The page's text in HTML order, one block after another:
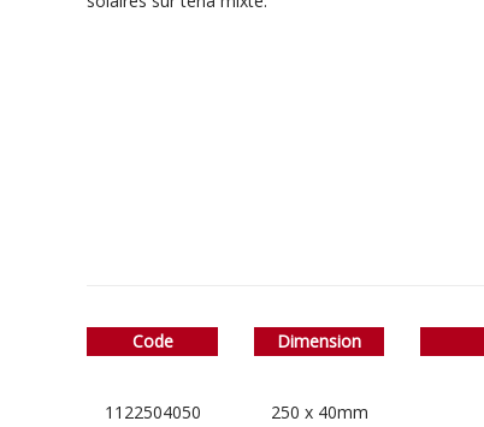
Code
1122504050
Dimension
250 x 40mm